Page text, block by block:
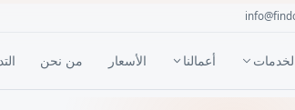
أعمالنا الأسعار من نحن